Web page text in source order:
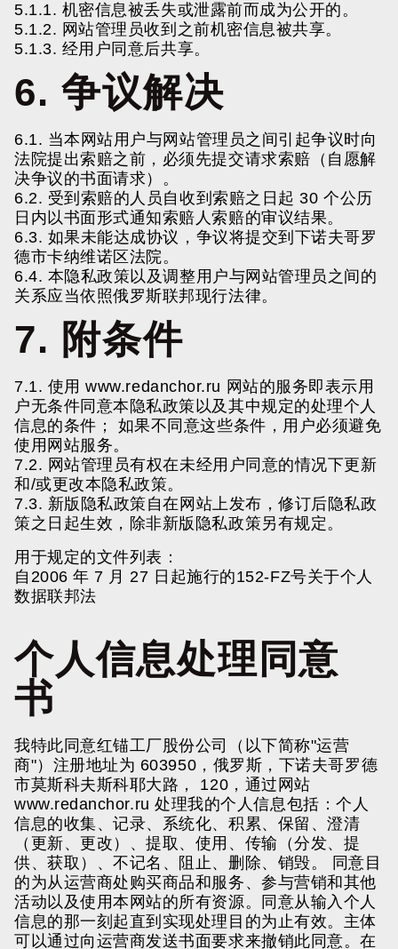
5.1.1. 机密信息被丢失或泄露前而成为公开的。
5.1.2. 网站管理员收到之前机密信息被共享。
5.1.3. 经用户同意后共享。
6. 争议解决
6.1. 当本网站用户与网站管理员之间引起争议时向
法院提出索赔之前，必须先提交请求索赔（自愿解
决争议的书面请求）。
6.2. 受到索赔的人员自收到索赔之日起 30 个公历
日内以书面形式通知索赔人索赔的审议结果。
6.3. 如果未能达成协议，争议将提交到下诺夫哥罗
德市卡纳维诺区法院。
6.4. 本隐私政策以及调整用户与网站管理员之间的
关系应当依照俄罗斯联邦现行法律。
7. 附条件
7.1. 使用www.redanchor.ru 网站的服务即表示用
户无条件同意本隐私政策以及其中规定的处理个人
信息的条件； 如果不同意这些条件，用户必须避免
使用网站服务。
7.2. 网站管理员有权在未经用户同意的情况下更新
和/或更改本隐私政策。
7.3. 新版隐私政策自在网站上发布，修订后隐私政
策之日起生效，除非新版隐私政策另有规定。
用于规定的文件列表：
自2006 年 7 月 27 日起施行的152-FZ号关于个人
数据联邦法
个人信息处理同意
书
我特此同意红锚工厂股份公司（以下简称"运营
商"）注册地址为 603950，俄罗斯，下诺夫哥罗德
市莫斯科夫斯科耶大路， 120，通过网站
www.redanchor.ru 处理我的个人信息包括：个人
信息的收集、记录、系统化、积累、保留、澄清
（更新、更改）、提取、使用、传输（分发、提
供、获取）、不记名、阻止、删除、销毁。 同意目
的为从运营商处购买商品和服务、参与营销和其他
活动以及使用本网站的所有资源。同意从输入个人
信息的那一刻起直到实现处理目的为止有效。主体
可以通过向运营商发送书面要求来撤销此同意。在